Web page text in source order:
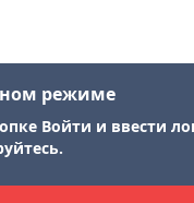
режиме
Войти и ввести